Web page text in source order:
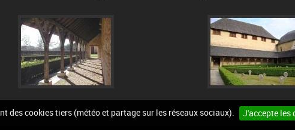
des cookies tiers (météo et partage sur les réseaux sociaux). J'accepte les
Plan du site Mentions légales Accessibilité Cookies